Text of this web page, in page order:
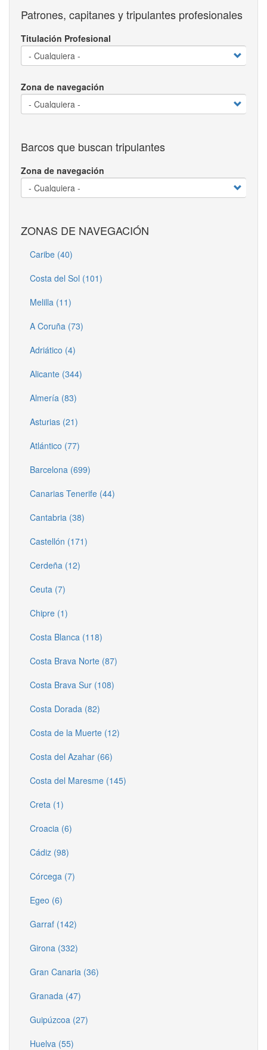
Patrones, capitanes y tripulantes profesionales
Titulación Profesional
Zona de navegación
Barcos que buscan tripulantes
Zona de navegación
ZONAS DE NAVEGACIÓN
Caribe (40)
Costa del Sol (101)
Melilla (11)
A Coruña (73)
Adriático (4)
Alicante (344)
Almería (83)
Asturias (21)
Atlántico (77)
Barcelona (699)
Canarias Tenerife (44)
Cantabria (38)
Castellón (171)
Cerdeña (12)
Ceuta (7)
Chipre (1)
Costa Blanca (118)
Costa Brava Norte (87)
Costa Brava Sur (108)
Costa Dorada (82)
Costa de la Muerte (12)
Costa del Azahar (66)
Costa del Maresme (145)
Creta (1)
Croacia (6)
Cádiz (98)
Córcega (7)
Egeo (6)
Garraf (142)
Girona (332)
Gran Canaria (36)
Granada (47)
Guipúzcoa (27)
Huelva (55)